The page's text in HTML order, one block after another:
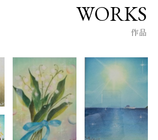
島・福岡・鳥取・東京で展示会を開催。
しています。
国市】
ったパステルアート体験教室でパステルア
WORKS
作品